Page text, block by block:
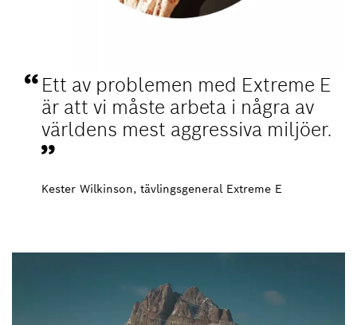
Ett av problemen med Extreme E
är att vi måste arbeta i några av
världens mest aggressiva miljöer.
Kester Wilkinson, tävlingsgeneral Extreme E